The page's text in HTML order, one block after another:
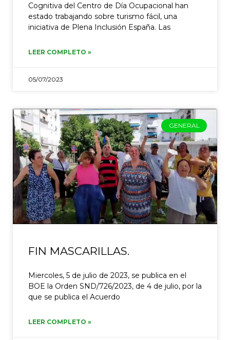
Cognitiva del Centro de Día Ocupacional han
estado trabajando sobre turismo fácil, una
iniciativa de Plena Inclusión España. Las
LEER COMPLETO »
05/07/2023
GENERAL
FIN MASCARILLAS.
Miercoles, 5 de julio de 2023, se publica en el
BOE la Orden SND/726/2023, de 4 de julio, por la
que se publica el Acuerdo
LEER COMPLETO »